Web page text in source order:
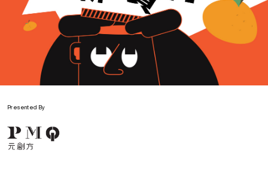
KENNIFSTUDIO is a Hong Kong design studio pushing
Presented By